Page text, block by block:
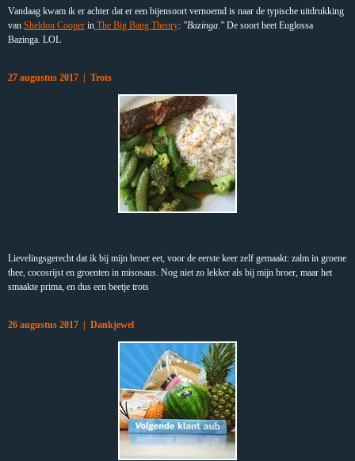
Vandaag kwam ik er achter dat er een bijensoort vernoemd is naar de typische uitdrukking
van Sheldon Cooper in The Big Bang Theory: "Bazinga." De soort heet Euglossa
Bazinga. LOL
27 augustus 2017 | Trots
Lievelingsgerechtdat ik bij mijn broer eet, voor de eerste keer zelf gemaakt: zalm in groene
thee, cocosrijst en groenten in misosaus. Nog niet zo lekker als bij mijn broer, maar het
smaakte prima, en dus een beetje trots
26 augustus 2017 | Dankjewel